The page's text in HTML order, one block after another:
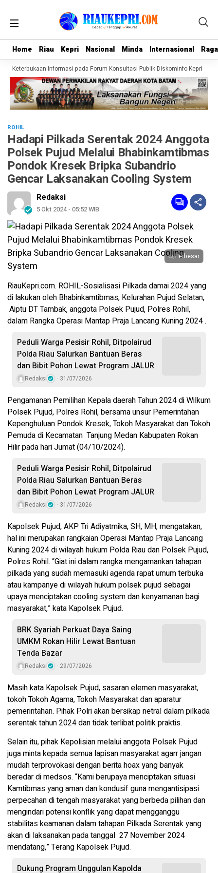
Home Riau Kepri Nasional Minda Internasional
Home Riau Kepri Nasional Minda Internasional
Keterbukaan Informasi pada Forum Konsultasi Publik Diskominfo Kepri
ROHIL
Hadapi Pilkada Serentak 2024 Anggota
Polsek Pujud Melalui Bhabinkamtibmas
Pondok Kresek Bripka Subandrio
Gencar Laksanakan Cooling System
Redaksi
5 Okt 2024 - 05:52 WIB
Perbesar
RiauKepri.com. ROHIL-Sosialisasi Pilkada damai 2024 yang
di lakukan oleh Bhabinkamtibmas, Kelurahan Pujud Selatan,
Aiptu DT Tambak, anggota Polsek Pujud, Polres Rohil,
dalam Rangka Operasi Mantap Praja Lancang Kuning 2024 .
Peduli Warga Pesisir Rohil, Ditpolairud
Polda Riau Salurkan Bantuan Beras
dan Bibit Pohon Lewat Program JALUR
Redaksi 31/07/2026
Pengamanan Pemilihan Kepala daerah Tahun 2024 di Wilkum
Polsek Pujud, Polres Rohil, bersama unsur Pemerintahan
Kepenghuluan Pondok Kresek, Tokoh Masyarakat dan Tokoh
Pemuda di Kecamatan Tanjung Medan Kabupaten Rokan
Hilir pada hari Jumat (04/10/2024).
Peduli Warga Pesisir Rohil, Ditpolairud
Polda Riau Salurkan Bantuan Beras
dan Bibit Pohon Lewat Program JALUR
Redaksi 31/07/2026
Kapolsek Pujud, AKP Tri Adiyatmika, SH, MH, mengatakan,
hal ini merupakan rangkaian Operasi Mantap Praja Lancang
Kuning 2024 di wilayah hukum Polda Riau dan Polsek Pujud,
Polres Rohil. “Giat ini dalam rangka mengamankan tahapan
pilkada yang sudah memasuki agenda rapat umum terbuka
atau kampanye di wilayah hukum polsek pujud sebagai
upaya menciptakan cooling system dan kenyamanan bagi
masyarakat,” kata Kapolsek Pujud.
BRK Syariah Perkuat Daya Saing
UMKM Rokan Hilir Lewat Bantuan
Tenda Bazar
Redaksi 29/07/2026
Masih kata Kapolsek Pujud, sasaran elemen masyarakat,
tokoh Tokoh Agama, Tokoh Masyarakat dan aparatur
pemerintahan. Pihak Polri akan bersikap netral dalam pilkada
serentak tahun 2024 dan tidak terlibat politik praktis.
Selain itu, pihak Kepolisian melalui anggota Polsek Pujud
juga minta kepada semua lapisan masyarakat agarr jangan
mudah terprovokasi dengan berita hoax yang banyak
beredar di medsos. “Kami berupaya menciptakan situasi
Kamtibmas yang aman dan kondusif guna mengantisipasi
perpecahan di tengah masyarakat yang berbeda pilihan dan
mengindari potensi konflik yang dapat mengganggu
stabilitas keamanan dalam tahapan Pilkada Serentak yang
akan di laksanakan pada tanggal 27 November 2024
mendatang,” Terang Kapolsek Pujud.
Dukung Program Unggulan Kapolda